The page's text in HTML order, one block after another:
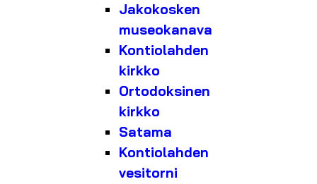
Jakokosken
museokanava
Kontiolahden
kirkko
Ortodoksinen
kirkko
Satama
Kontiolahden
vesitorni